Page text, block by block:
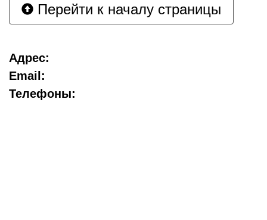
Перейти к началу страницы
Адрес:
Email:
Телефоны: